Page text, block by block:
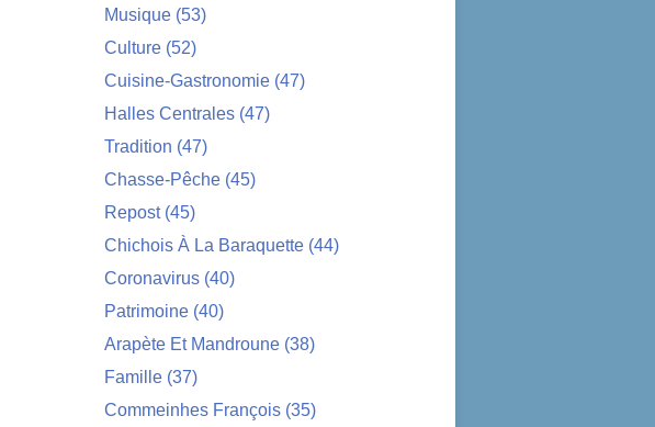
Musique (53)
Culture (52)
Cuisine-Gastronomie (47)
Halles Centrales (47)
Tradition (47)
Chasse-Pêche (45)
Repost(45)
Chichois À La Baraquette (44)
Coronavirus (40)
Patrimoine (40)
Arapète Et Mandroune (38)
Famille (37)
Commeinhes François (35)